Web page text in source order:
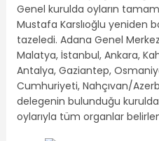
Genel kurulda oyların
Mustafa Karslıoğlu yeniden
tazeledi. Adana Genel
Malatya, İstanbul, Ankara,
Antalya, Gaziantep,
Cumhuriyeti, Nahçıvan/
delegenin bulunduğu
oylarıyla tüm organlar